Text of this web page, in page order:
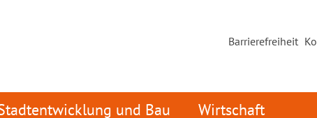
Barrierefreiheit
und Bau Wirtschaft